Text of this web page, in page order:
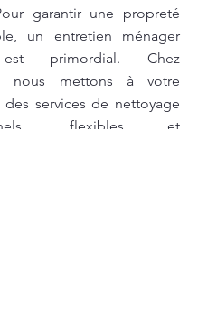
garantir une propreté
un entretien ménager
primordial. Chez
nous mettons à votre
services de nettoyage
flexibles et